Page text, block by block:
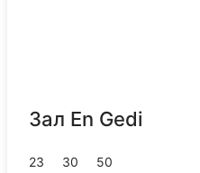
Зал En Gedi
23 30
50